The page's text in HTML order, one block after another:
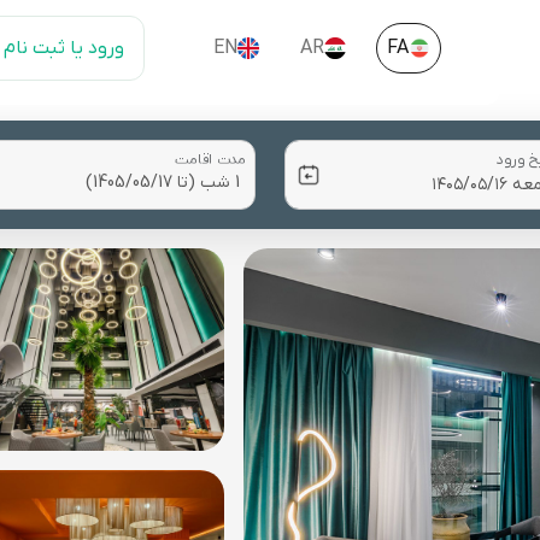
FA
AR
EN ورود یا ثبت نام
ورود
1 شب (تا 1405/05/17)
1 شب (تا 1405/05/17)
3 شب (تا 1405/05/19)
4 شب (تا 1405/05/20)
5 شب (تا 1405/05/21)
6 شب (تا 1405/05/22)
8 شب (تا 1405/05/24)
مدت اقامت